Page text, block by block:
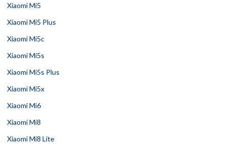
Xiaomi Mi5
Xiaomi Mi5 Plus
Xiaomi Mi5c
Xiaomi Mi5s
Xiaomi Mi5s Plus
Xiaomi Mi5x
Xiaomi Mi6
Xiaomi Mi8
Xiaomi Mi8 Lite